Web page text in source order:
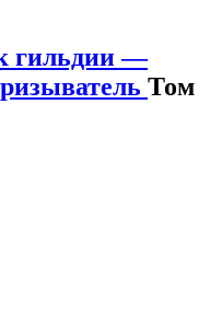
гильдии —
Том